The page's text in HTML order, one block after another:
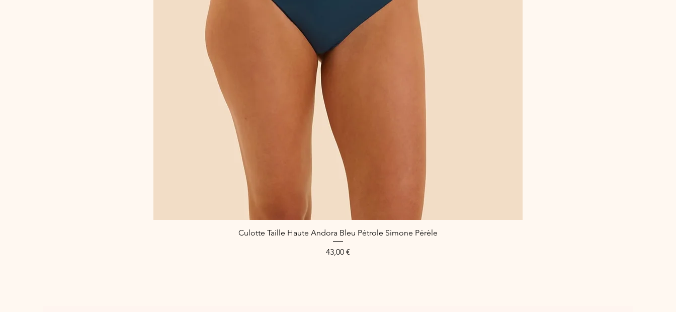
Schnellansicht
Culotte Taille Haute Andora Bleu Pétrole Simone Pérèle
Preis
43,00 €